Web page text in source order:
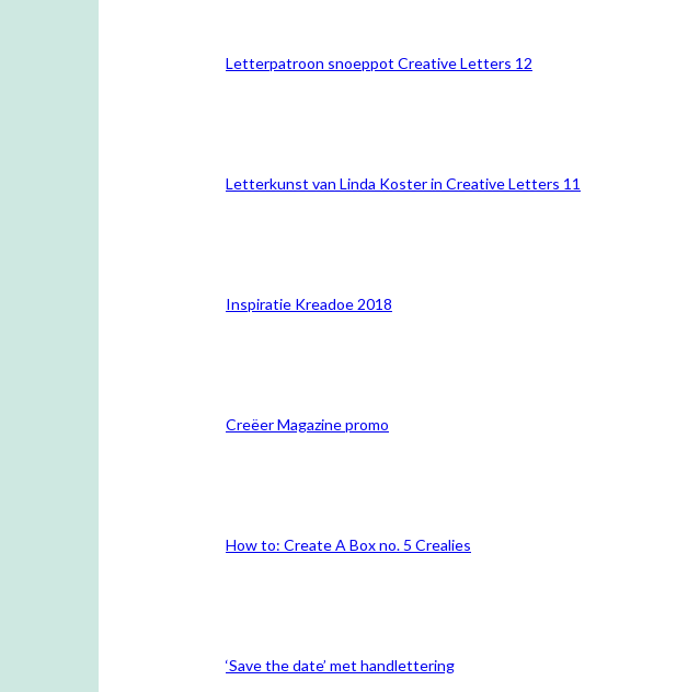
Letterpatroon snoeppot Creative Letters 12
Letterkunst van Linda Koster in Creative Letters 11
Inspiratie Kreadoe 2018
Creëer Magazine promo
How to: Create A Box no. 5 Crealies
‘Save the date’ met handlettering